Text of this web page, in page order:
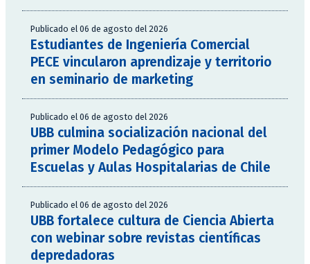
Publicado el 06 de agosto del 2026
Estudiantes de Ingeniería Comercial
PECE vincularon aprendizaje y territorio
en seminario de marketing
Publicado el 06 de agosto del 2026
UBB culmina socialización nacional del
primer Modelo Pedagógico para
Escuelas y Aulas Hospitalarias de Chile
Publicado el 06 de agosto del 2026
UBB fortalece cultura de Ciencia Abierta
con webinar sobre revistas científicas
depredadoras